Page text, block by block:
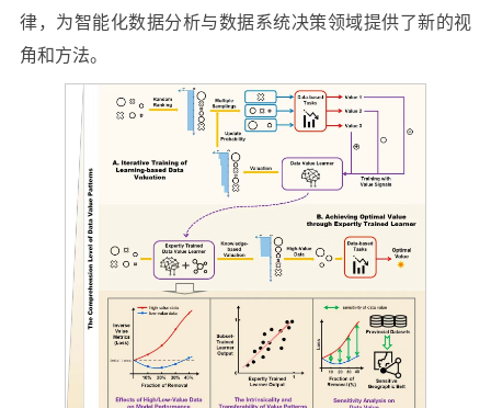
律，为智能化数据分析与数据系统决策领域提供了新的视
角和方法。